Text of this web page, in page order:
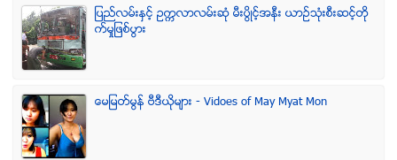
ျပည္လမ္းႏွင့္ ဥကၠလာလမ္းဆုံ မီးပြိဳင့္အနီး ယာဥ္သုံးစီးဆင့္တို
က္မႈျဖစ္ပြား
ေမျမတ္မြန္ ဗီဒီယုိမ်ား - Vidoes of May Myat Mon